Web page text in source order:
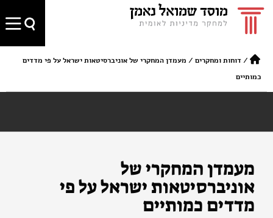
/דוחות ומחקרים / מעמדן המחקרי של אוניברסיטאות ישראל על פי מדדים
כמותיים
מעמדן המחקרי של
אוניברסיטאות ישראל על פי
מדדים כמותיים